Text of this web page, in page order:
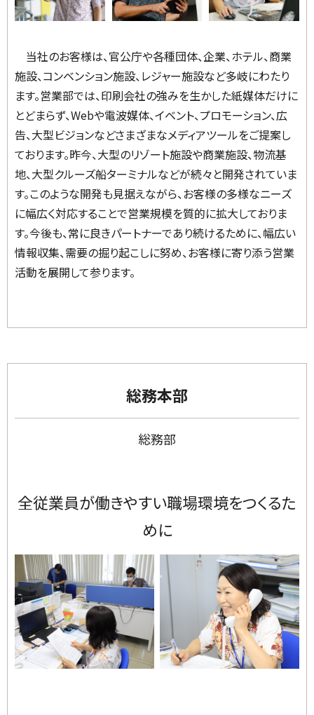
当社のお客様は、官公庁や各種団体、企業、ホテル、商業
施設、コンベンション施設、レジャー施設など多岐にわたり
ます。営業部では、印刷会社の強みを生かした紙媒体だけに
とどまらず、Webや電波媒体、イベント、プロモーション、広
告、大型ビジョンなどさまざまなメディアツールをご提案し
ております。昨今、大型のリゾート施設や商業施設、物流基
地、大型クルーズ船ターミナルなどが続々と開発されていま
す。このような開発も見据えながら、お客様の多様なニーズ
に幅広く対応することで営業規模を質的に拡大しておりま
す。今後も、常に良きパートナーであり続けるために、幅広い
情報収集、需要の掘り起こしに努め、お客様に寄り添う営業
活動を展開して参ります。
総務本部
総務部
全従業員が働きやすい職場環境をつくるた
めに